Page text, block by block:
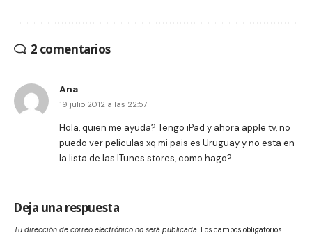
2 comentarios
Ana
19 julio 2012 a las 22:57
Hola, quien me ayuda? Tengo iPad y ahora apple tv, no
puedo ver peliculas xq mi pais es Uruguay y no esta en
la lista de las ITunes stores, como hago?
Deja una respuesta
Tu dirección de correo electrónico no será publicada. Los campos obligatorios